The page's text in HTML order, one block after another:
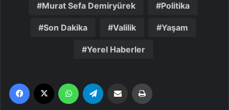
Murat Sefa Demiryürek Politika
Son Dakika Valilik Yaşam
Yerel Haberler
Facebook WhatsApp Email'den paylaş